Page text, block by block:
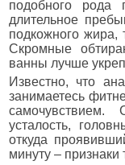
подобного рода
длительное
подкожного жира,
Скромные
ванны лучше
Известно, что
занимаетесь
самочувствием.
усталость,
откуда
минуту –